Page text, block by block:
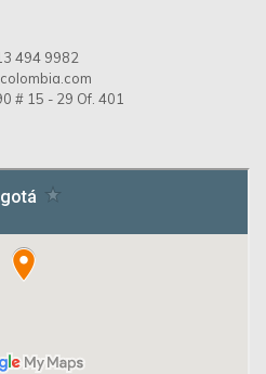
494 9982
# 15 - 29 Of. 401